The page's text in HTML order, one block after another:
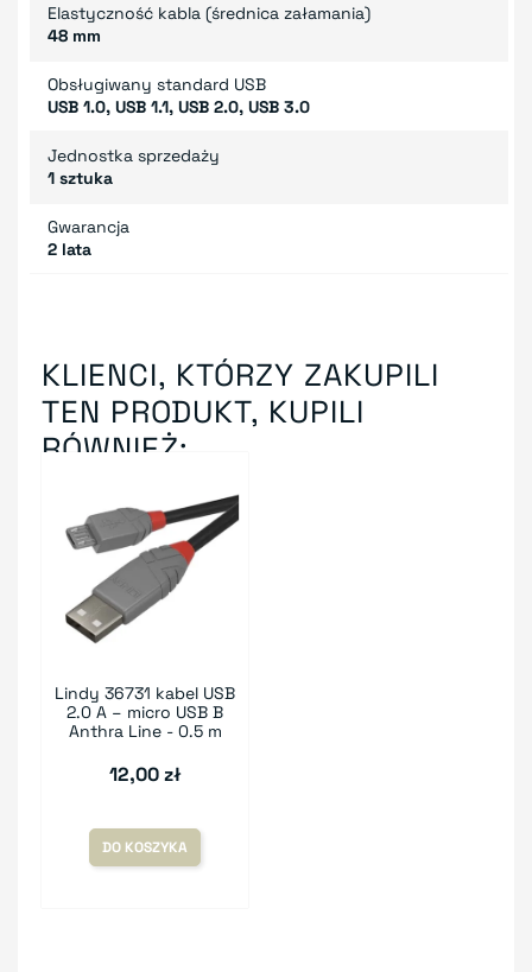
Elastyczność kabla (średnica załamania)
48 mm
Obsługiwany standard USB
USB 1.0, USB 1.1, USB 2.0, USB 3.0
Jednostka sprzedaży
1 sztuka
Gwarancja
2 lata
KLIENCI, KTÓRZY ZAKUPILI
TEN PRODUKT, KUPILI
RÓWNIEŻ:
Lindy 36731 kabel USB
2.0 A – micro USB B
Anthra Line - 0.5 m
12,00 zł
DO KOSZYKA